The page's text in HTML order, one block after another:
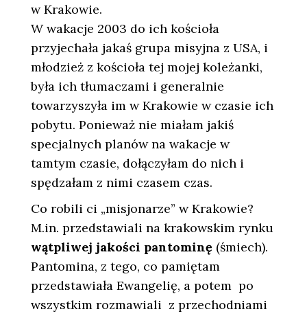
w Krakowie.
W wakacje 2003 do ich kościoła
przyjechała jakaś grupa misyjna z USA, i
młodzież z kościoła tej mojej koleżanki,
była ich tłumaczami i generalnie
towarzyszyła im w Krakowie w czasie ich
pobytu. Ponieważ nie miałam jakiś
specjalnych planów na wakacje w
tamtym czasie, dołączyłam do nich i
spędzałam z nimi czasem czas.
Co robili ci „misjonarze” w Krakowie?
M.in. przedstawiali na krakowskim rynku
wątpliwej jakości pantominę (śmiech).
Pantomina, z tego, co pamiętam
przedstawiała Ewangelię, a potem po
wszystkim rozmawiali z przechodniami